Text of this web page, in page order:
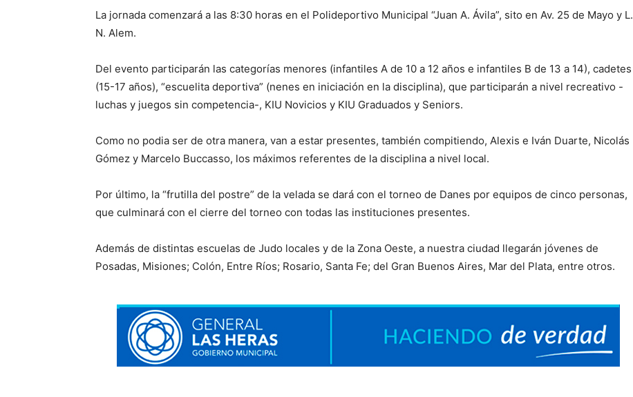
La jornada comenzará a las 8:30 horas en el Polideportivo Municipal “Juan A. Ávila”, sito en Av. 25 de Mayo y L.
N. Alem.
Del evento participarán las categorías menores (infantiles A de 10 a 12 años e infantiles B de 13 a 14), cadetes
(15-17 años), “escuelita deportiva” (nenes en iniciación en la disciplina), que participarán a nivel recreativo -
luchas y juegos sin competencia-, KIU Novicios y KIU Graduados y Seniors.
Como no podia ser de otra manera, van a estar presentes, también compitiendo, Alexis e Iván Duarte, Nicolás
Gómez y Marcelo Buccasso, los máximos referentes de la disciplina a nivel local.
Por último, la “frutilla del postre” de la velada se dará con el torneo de Danes por equipos de cinco personas,
que culminará con el cierre del torneo con todas las instituciones presentes.
Además de distintas escuelas de Judo locales y de la Zona Oeste, a nuestra ciudad llegarán jóvenes de
Posadas, Misiones; Colón, Entre Ríos; Rosario, Santa Fe; del Gran Buenos Aires, Mar del Plata, entre otros.